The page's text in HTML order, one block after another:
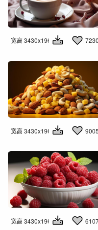
宽高 3430x1960 7230
宽高 3430x1960 9005
宽高 3430x1960